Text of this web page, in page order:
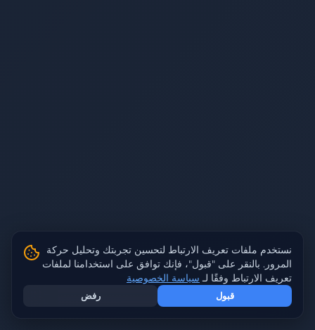
نستخدم ملفات تعريف الارتباط لتحسين تجربتك وتحليل حركة
المرور. بالنقر على "قبول"، فإنك توافق على استخدامنا لملفات
تعريف الارتباط وفقًا لـ سياسة الخصوصية
رفض قبول